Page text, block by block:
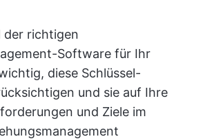
der richtigen
Software für Ihr
diese Schlüssel-
und sie auf Ihre
und Ziele im